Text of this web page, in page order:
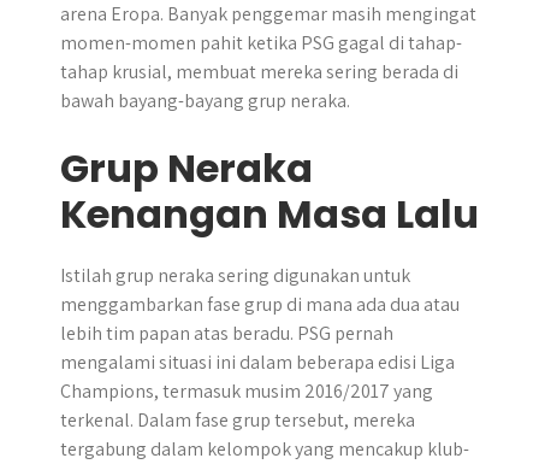
arena Eropa. Banyak penggemar masih mengingat
momen-momen pahit ketika PSG gagal di tahap-
tahap krusial, membuat mereka sering berada di
bawah bayang-bayang grup neraka.
Grup Neraka
Kenangan Masa Lalu
Istilah grup neraka sering digunakan untuk
menggambarkan fase grup di mana ada dua atau
lebih tim papan atas beradu. PSG pernah
mengalami situasi ini dalam beberapa edisi Liga
Champions, termasuk musim 2016/2017 yang
terkenal. Dalam fase grup tersebut, mereka
tergabung dalam kelompok yang mencakup klub-